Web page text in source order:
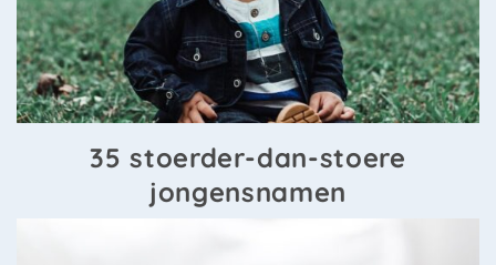
35 stoerder-dan-stoere
jongensnamen